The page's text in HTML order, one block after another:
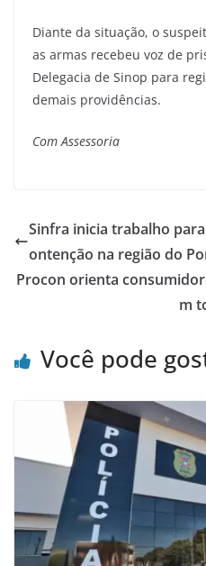
Diante da situação, o
as armas recebeu voz de
Delegacia de Sinop para
demais providências.
Com Assessoria
Sinfra inicia trabalho
ontenção na região do
Procon orienta
m
Você pode